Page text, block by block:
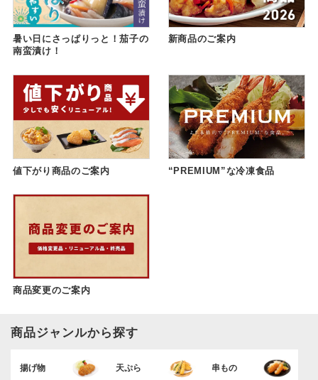
暑い日にさっぱりっと！茄子の
南蛮漬け！
新商品のご案内
値下がり商品のご案内 “PREMIUM”な冷凍食品
商品変更のご案内
商品ジャンルから探す
揚げ物 天ぷら 串もの